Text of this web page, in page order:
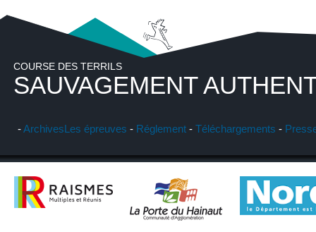
COURSE DES TERRILS
SAUVAGEMENT
-ArchivesLes épreuves - Réglement - Téléchargements -